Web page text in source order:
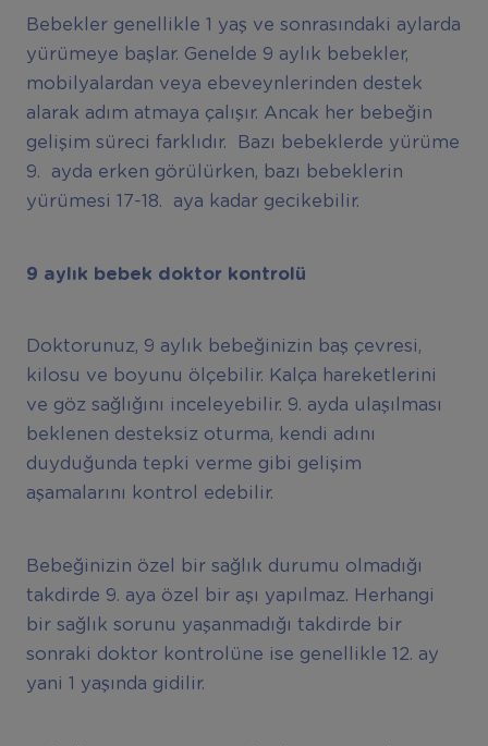
Bebekler genellikle 1 yaş ve sonrasındaki aylarda
yürümeye başlar. Genelde 9 aylık bebekler,
mobilyalardan veya ebeveynlerinden destek
alarak adım atmaya çalışır. Ancak her bebeğin
gelişim süreci farklıdır. Bazı bebeklerde yürüme
9. ayda erken görülürken, bazı bebeklerin
yürümesi 17-18. aya kadar gecikebilir.
9 ayl ı k bebek doktor kontrol ü
Doktorunuz, 9 aylık bebeğinizin baş çevresi,
kilosu ve boyunu ölçebilir. Kalça hareketlerini
ve göz sağlığını inceleyebilir. 9. ayda ulaşılması
beklenen desteksiz oturma, kendi adını
duyduğunda tepki verme gibi gelişim
aşamalarını kontrol edebilir.
Bebeğinizin özel bir sağlık durumu olmadığı
takdirde 9. aya özel bir aşı yapılmaz. Herhangi
bir sağlık sorunu yaşanmadığı takdirde bir
sonraki doktor kontrolüne ise genellikle 12. ay
yani 1 yaşında gidilir.